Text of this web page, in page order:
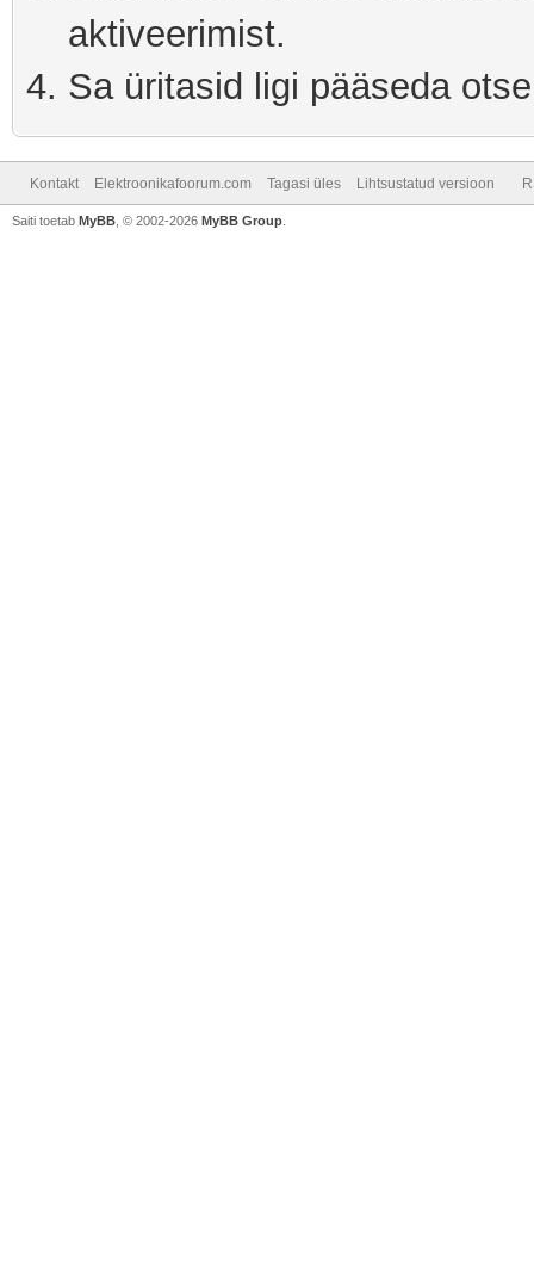
aktiveerimist.
Sa üritasid ligi pääseda
Kontakt Elektroonikafoorum.com Tagasi üles Lihtsustatud versioon
Saiti toetab MyBB , © 2002-2026 MyBB Group